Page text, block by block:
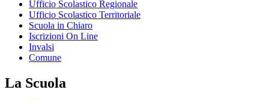
Ufficio Scolastico Regionale
Ufficio Scolastico Territoriale
Scuola in Chiaro
Iscrizioni On Line
Invalsi
Comune
La Scuola